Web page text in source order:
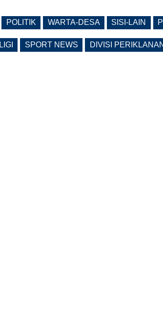
POLITIK WARTA-DESA SISI-LAIN
SPORT NEWS DIVISI